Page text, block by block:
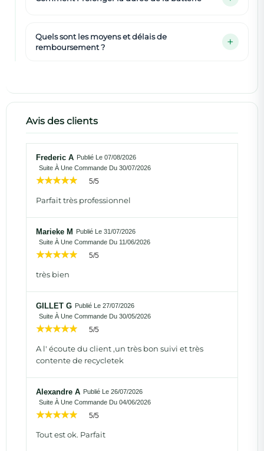
Quels sont les moyens et délais de
remboursement ?
Avis des clients
Frederic A Publié Le 07/08/2026
Suite À Une Commande Du 30/07/2026
5/5
Parfait très professionnel
Marieke M
Publié Le 31/07/2026
Suite À Une Commande Du 11/06/2026
5/5
très bien
GILLET G Publié Le 27/07/2026
Suite À Une Commande Du 30/05/2026
5/5
A l' écoute du client ,un très bon suivi et très
contente de recycletek
Alexandre A Publié Le 26/07/2026
Suite À Une Commande Du 04/06/2026
5/5
Tout est ok. Parfait